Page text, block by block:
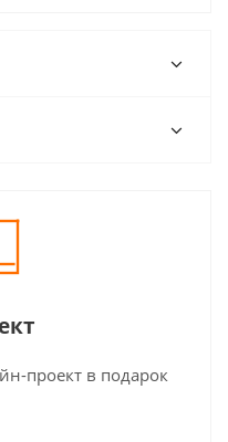
проект в подарок